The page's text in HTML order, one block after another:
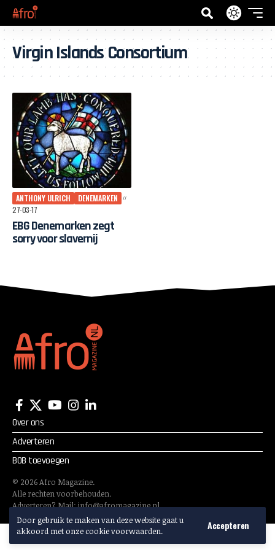
Door gebruik te maken van deze website gaat u
akkoord met onze cookie voorwaarden.
Accepteren
Virgin Islands Consortium
ANTHONY ULRICH
DENEMARKEN
27-03-17
EBG Denemarken zegt
sorry voor slavernij
Over ons
Adverteren
BOB toevoegen
© 2026Afro Magazine.
Alle rechten voorbehouden.
Adverteren? Mail:info@afromagazine.nl